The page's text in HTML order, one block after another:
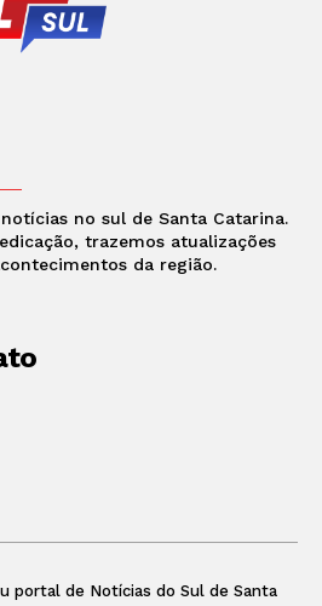
no sul de Santa Catarina.
trazemos atualizações
da região.
portal de Notícias do Sul de Santa